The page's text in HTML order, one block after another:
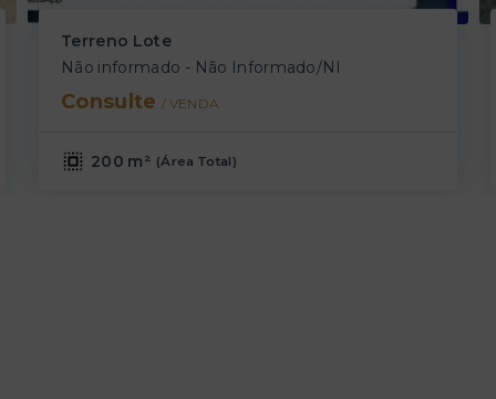
Terreno Lote
Não informado - Não Informado/NI
Consulte / VENDA
200 m² (Área Total)